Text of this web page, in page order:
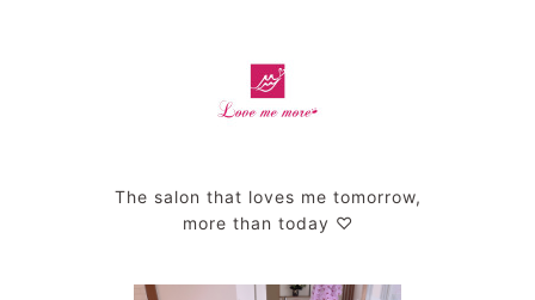
The salon that loves me tomorrow,
more than today ♡